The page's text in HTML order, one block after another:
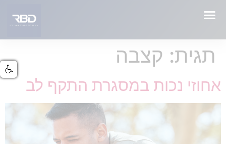
תגית: קצבה
אחוזי נכות במסגרת התקף לב